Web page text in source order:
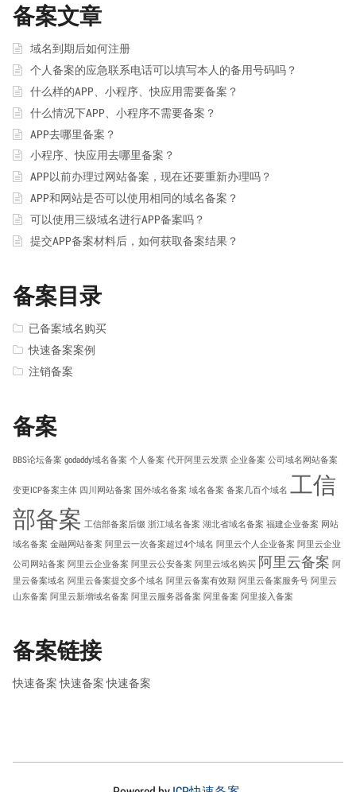
备案文章
域名到期后如何注册
个人备案的应急联系电话可以填写本人的备用号码吗？
什么样的APP、小程序、快应用需要备案？
什么情况下APP、小程序不需要备案？
APP去哪里备案？
小程序、快应用去哪里备案？
APP以前办理过网站备案，现在还要重新办理吗？
APP和网站是否可以使用相同的域名备案？
可以使用三级域名进行APP备案吗？
提交APP备案材料后，如何获取备案结果？
备案目录
已备案域名购买
快速备案案例
注销备案
备案
BBS论坛备案 godaddy域名备案 个人备案 代开阿里云发票 企业备案 公司域名网站备案
变更ICP备案主体 四川网站备案 国外域名备案 域名备案 备案几百个域名 工信
部备案 工信部备案后缀 浙江域名备案 湖北省域名备案 福建企业备案 网站
域名备案 金融网站备案 阿里云一次备案超过4个域名 阿里云个人企业备案 阿里云企业
公司网站备案 阿里云企业备案 阿里云公安备案 阿里云域名购买 阿里云备案 阿
里云备案域名 阿里云备案提交多个域名 阿里云备案有效期 阿里云备案服务号 阿里云
山东备案 阿里云新增域名备案 阿里云服务器备案 阿里备案 阿里接入备案
备案链接
快速备案 快速备案 快速备案